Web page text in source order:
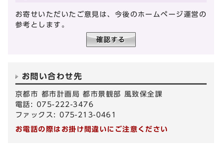
お寄せいただいたご意見は、今後のホームページ運営の
参考とします。
お問い合わせ先
京都市 都市計画局 都市景観部 風致保全課
電話: 075-222-3476
ファックス: 075-213-0461
お電話の際はお掛け間違いにご注意ください